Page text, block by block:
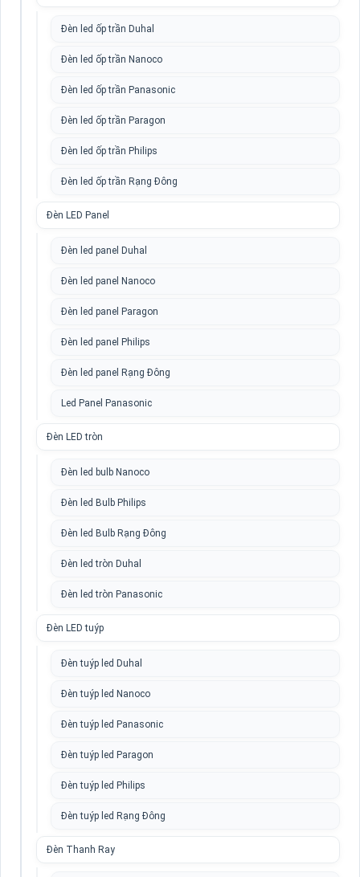
Đèn led ốp trần Duhal
Đèn led ốp trần Nanoco
Đèn led ốp trần Panasonic
Đèn led ốp trần Paragon
Đèn led ốp trần Philips
Đèn led ốp trần Rạng Đông
Đèn LED Panel
Đèn led panel Duhal
Đèn led panel Nanoco
Đèn led panel Paragon
Đèn led panel Philips
Đèn led panel Rạng Đông
Led Panel Panasonic
Đèn LED tròn
Đèn led bulb Nanoco
Đèn led Bulb Philips
Đèn led Bulb Rạng Đông
Đèn led tròn Duhal
Đèn led tròn Panasonic
Đèn LED tuýp
Đèn tuýp led Duhal
Đèn tuýp led Nanoco
Đèn tuýp led Panasonic
Đèn tuýp led Paragon
Đèn tuýp led Philips
Đèn tuýp led Rạng Đông
Đèn Thanh Ray